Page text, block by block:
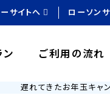
ン ご利用の流れ
サイトへ ローソン